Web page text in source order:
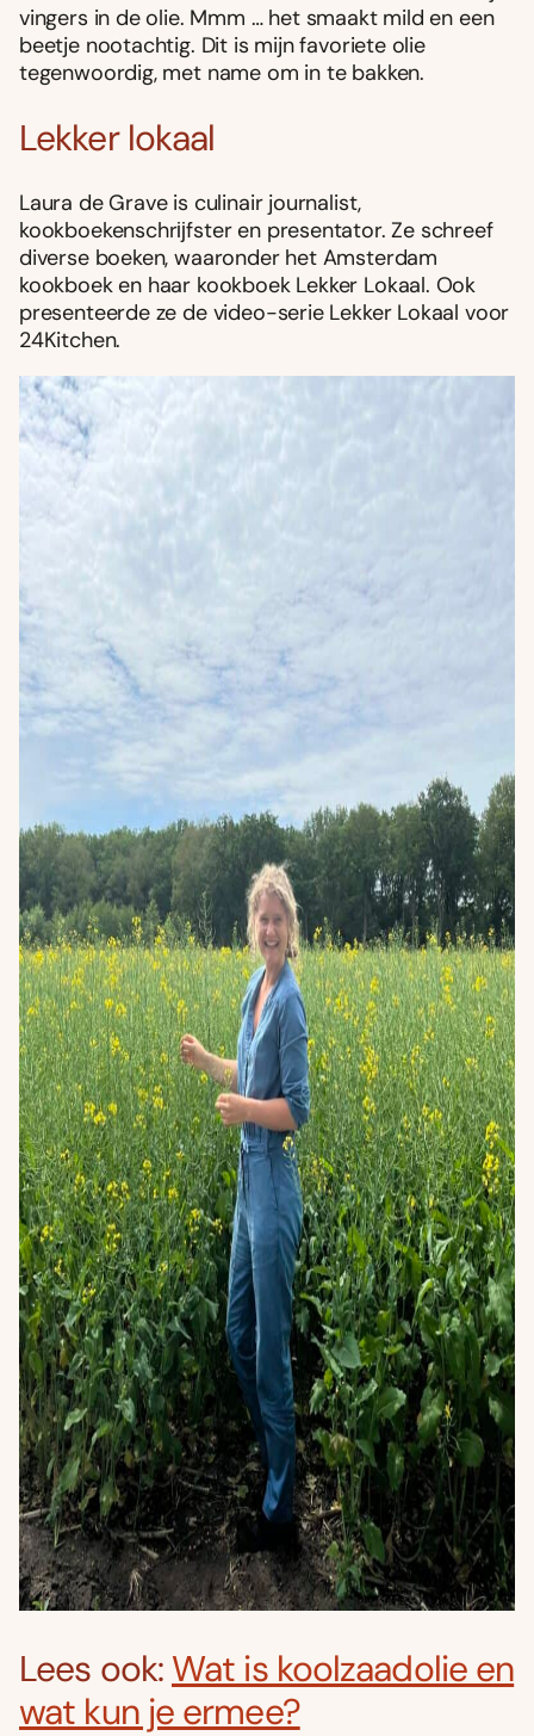
vingers in de olie. Mmm … het smaakt mild en een
beetje nootachtig. Dit is mijn favoriete olie
tegenwoordig, met name om in te bakken.
Lekker lokaal
Laura de Grave is culinair journalist,
kookboekenschrĳfster en presentator. Ze schreef
diverse boeken, waaronder het Amsterdam
kookboek en haar kookboek Lekker Lokaal. Ook
presenteerde ze de video-serie Lekker Lokaal voor
24Kitchen.
Lees ook: Wat is koolzaadolie en
wat kun je ermee?